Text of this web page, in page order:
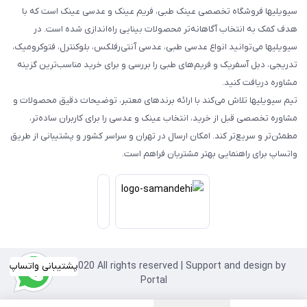
سیویلیها فروشگاه تخصصی عینک طبی، فریم عینک و عدسی عینک است که با
هدف کمک به انتخاب آگاهانه‌تر محصولات بینایی راه‌اندازی شده است. در
سیویلیها می‌توانید انواع عدسی طبی، عدسی آنتی‌رفلکس، بلوکنترل، فتوکرومیک،
تدریجی، دبل آسفریک و فریم‌های طبی را بررسی و برای خرید مناسب‌ترین گزینه
مشاوره دریافت کنید.
تیم سیویلیها تلاش می‌کند با ارائه برندهای معتبر، توضیحات دقیق محصولات و
مشاوره تخصصی قبل از خرید، انتخاب عینک و عدسی را برای کاربران ساده‌تر،
مطمئن‌تر و سریع‌تر کند. امکان ارسال در تهران و سراسر کشور و پشتیبانی از طریق
واتساپ برای راهنمایی بهتر مشتریان فراهم است.
پشتیبانی واتساپ
Copyright©2020 All rights reserved | Support and design by
Portal